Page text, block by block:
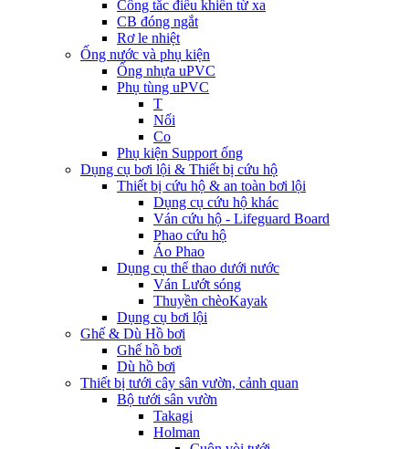
Công tắc điều khiển từ xa
CB đóng ngắt
Rơ le nhiệt
Ống nước và phụ kiện
Ống nhựa uPVC
Phụ tùng uPVC
T
Nối
Co
Phụ kiện Support ống
Dụng cụ bơi lội & Thiết bị cứu hộ
Thiết bị cứu hộ & an toàn bơi lội
Dụng cụ cứu hộ khác
Ván cứu hộ - Lifeguard Board
Phao cứu hộ
Áo Phao
Dụng cụ thể thao dưới nước
Ván Lướt sóng
Thuyền chèoKayak
Dụng cụ bơi lội
Ghế & Dù Hồ bơi
Ghế hồ bơi
Dù hồ bơi
Thiết bị tưới cây sân vườn, cảnh quan
Bộ tưới sân vườn
Takagi
Holman